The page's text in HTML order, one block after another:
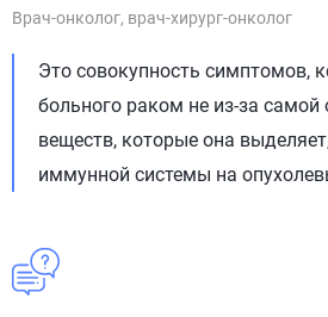
Врач-онколог, врач-хирург-онколог
Это совокупность симптомов,
больного раком не из-за самой
веществ, которые она
иммунной системы на